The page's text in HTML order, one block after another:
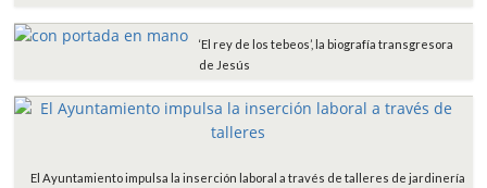
‘El rey de los tebeos’, la biografía transgresora
de Jesús
El Ayuntamiento impulsa la inserción laboral a través de talleres de jardinería